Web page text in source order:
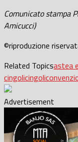
Comunicato stampa
Amicucci)
©riproduzione
Related Topicsastea
cingolicingoli
Advertisement